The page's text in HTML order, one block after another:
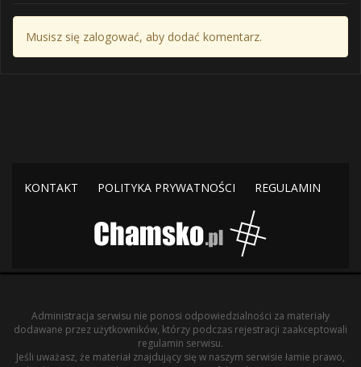
Musisz się zalogować, aby dodać komentarz.
KONTAKT POLITYKA PRYWATNOŚCI REGULAMIN
Administracja serwisu nie ponosi odpowiedzialności za materiały
dodawane przez użytkowników, którzy podczas rejestracji zaakceptowali
regulamin serwisu.
Jeśli uważasz, że materiał znajdujący się w naszym serwisie łamie prawo,